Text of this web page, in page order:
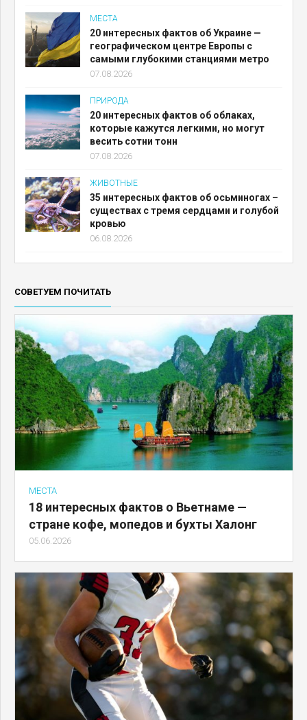
МЕСТА
20 интересных фактов об Украине —
географическом центре Европы с
самыми глубокими станциями метро
07.08.2026
ПРИРОДА
20 интересных фактов об облаках,
которые кажутся легкими, но могут
весить сотни тонн
07.08.2026
ЖИВОТНЫЕ
35 интересных фактов об осьминогах –
существах с тремя сердцами и голубой
кровью
06.08.2026
СОВЕТУЕМ ПОЧИТАТЬ
МЕСТА
18 интересных фактов о Вьетнаме —
стране кофе, мопедов и бухты Халонг
05.06.2026